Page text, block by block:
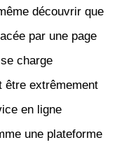
découvrir que
par une page
charge
être extrêmement
en ligne
une plateforme